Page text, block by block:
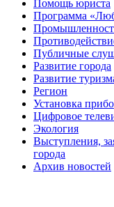
Помощь юриста
Программа
Публичные
Развитие города
Развитие
Регион
Установка
Цифровое
Экология
Выступления,
города
Архив новостей